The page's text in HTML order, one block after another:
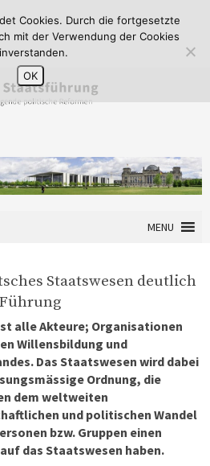
MENU
Staatswesen deutlich
alle Akteure; Organisationen
Willensbildung und
Das Staatswesen wird dabei
Ordnung, die
dem weltweiten
und politischen Wandel
bzw. Gruppen einen
das Staatswesen haben.
Cookies. Durch die fortgesetzte
mit der Verwendung der Cookies
OK